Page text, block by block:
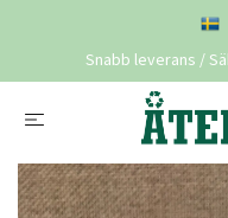
Snabb leverans /